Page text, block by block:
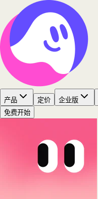
产品 定价 企业版
免费开始